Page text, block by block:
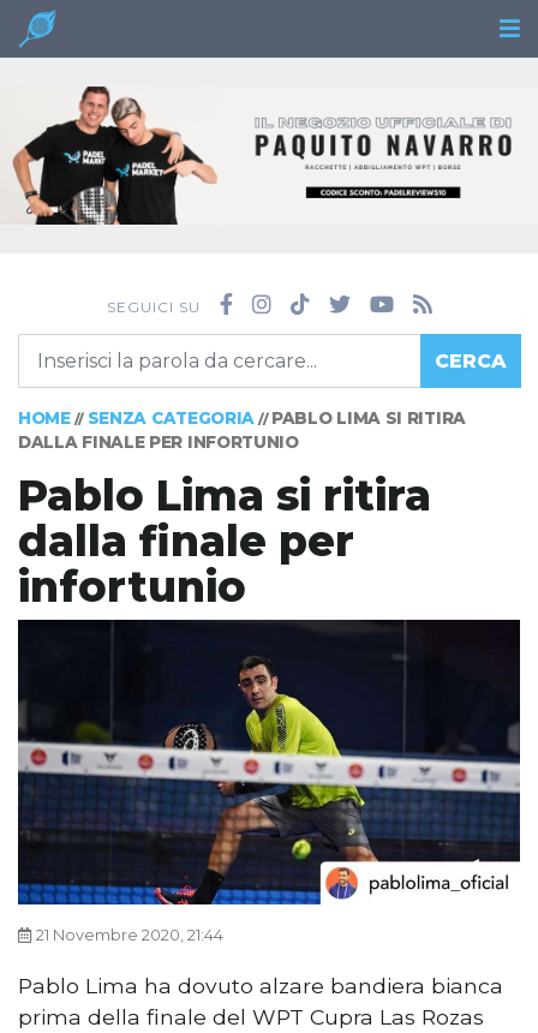
SEGUICI SU
CERCA
HOME// SENZA CATEGORIA // PABLO LIMA SI RITIRA
DALLA FINALE PER INFORTUNIO
Pablo Lima si ritira
dalla finale per
infortunio
21 Novembre 2020, 21:44
Pablo Lima ha dovuto alzare bandiera bianca
prima della finale del WPT Cupra Las Rozas